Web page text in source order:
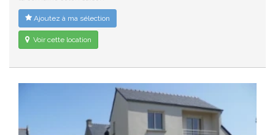
Ajoutez à ma sélection
Voir cette location